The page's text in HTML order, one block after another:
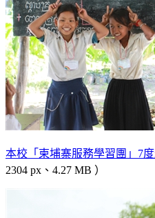
本校「柬埔寨服務學習團」7
2304 px、4.27 MB ）